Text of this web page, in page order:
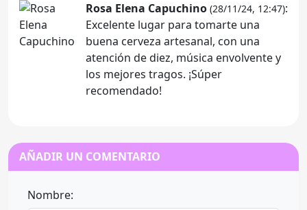
Rosa Elena Capuchino (28/11/24, 12:47):
Excelente lugar para tomarte una
buena cerveza artesanal, con una
atención de diez, música envolvente y
los mejores tragos. ¡Súper
recomendado!
AÑADIR UN COMENTARIO
Nombre: